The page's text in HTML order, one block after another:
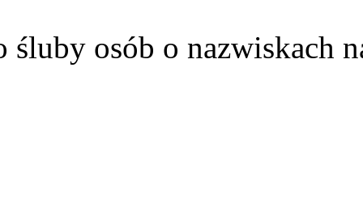
śluby osób o nazwiskach